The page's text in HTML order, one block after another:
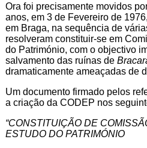
Ora foi precisamente movidos
anos, em 3 de Fevereiro de
em Braga, na sequência de
resolveram constituir-se em
do Património, com o objectivo
salvamento das ruínas de
dramaticamente ameaçadas de
Um documento firmado pelos
a criação da CODEP nos
“CONSTITUIÇÃO DE
ESTUDO DO PATRIMÓNIO